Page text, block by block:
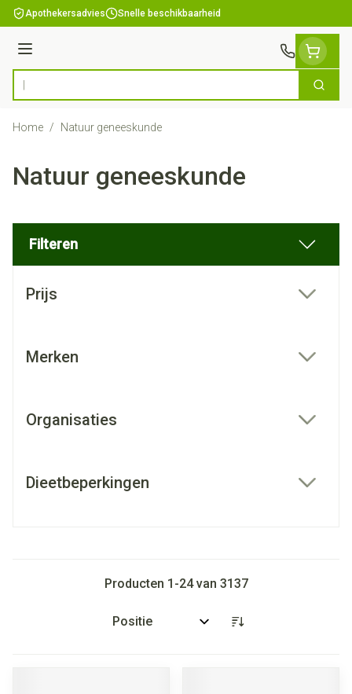
Ga naar de inhoud
Apothekersadvies Snelle beschikbaarheid
Menu
Product, merk, categorie... Zoek
Home / Natuur geneeskunde
Natuur geneeskunde
Filteren
Prijs
Merken
Organisaties
Dieetbeperkingen
Producten 1 -24van 3137
Sorteer op: